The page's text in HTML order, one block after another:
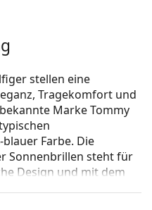
stellen eine
Tragekomfort und
Marke Tommy
Farbe. Die
Sonnenbrillen steht für
Design und mit dem